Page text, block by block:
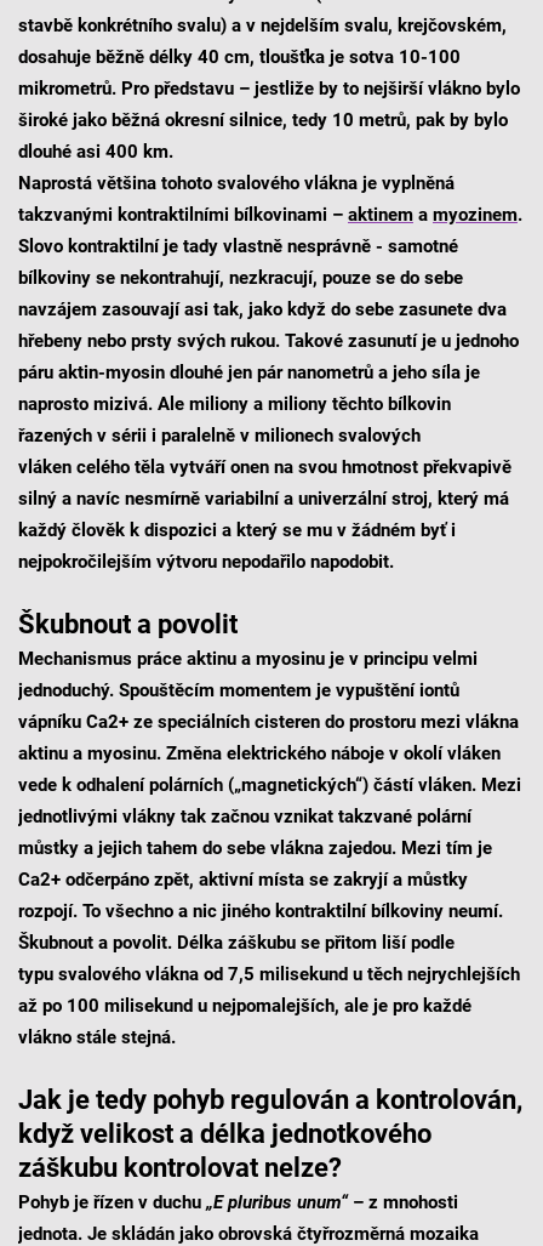
stavbě konkrétního svalu) a v nejdelším svalu, krejčovském,
dosahuje běžně délky 40 cm, tloušťka je sotva 10-100
mikrometrů. Pro představu – jestliže by to nejširší vlákno bylo
široké jako běžná okresní silnice, tedy 10 metrů, pak by bylo
dlouhé asi 400 km.
Naprostá většina tohoto svalového vlákna je vyplněná
takzvanými kontraktilními bílkovinami – aktinema myozinem.
Slovo kontraktilní je tady vlastně nesprávně - samotné
bílkoviny se nekontrahují, nezkracují, pouze se do sebe
navzájem zasouvají asi tak, jako když do sebe zasunete dva
hřebeny nebo prsty svých rukou. Takové zasunutí je u jednoho
páru aktin-myosin dlouhé jen pár nanometrů a jeho síla je
naprosto mizivá. Ale miliony a miliony těchto bílkovin
řazených v sérii i paralelně v milionech svalových
vláken celého těla vytváří onen na svou hmotnost překvapivě
silný a navíc nesmírně variabilní a univerzální stroj, který má
každý člověk k dispozici a který se mu v žádném byť i
nejpokročilejším výtvoru nepodařilo napodobit.
Škubnout a povolit
Mechanismus práce aktinu a myosinu je v principu velmi
jednoduchý. Spouštěcím momentem je vypuštění iontů
vápníku Ca2+ ze speciálních cisteren do prostoru mezi vlákna
aktinu a myosinu. Změna elektrického náboje v okolí vláken
vede k odhalení polárních („magnetických“) částí vláken. Mezi
jednotlivými vlákny tak začnou vznikat takzvané polární
můstky a jejich tahem do sebe vlákna zajedou. Mezi tím je
Ca2+ odčerpáno zpět, aktivní místa se zakryjí a můstky
rozpojí. To všechno a nic jiného kontraktilní bílkoviny neumí.
Škubnout a povolit. Délka záškubu se přitom liší podle
typu svalového vlákna od 7,5 milisekund u těch nejrychlejších
až po 100 milisekund u nejpomalejších, ale je pro každé
vlákno stále stejná.
Jak je tedy pohyb regulován a kontrolován,
když velikost a délka jednotkového
záškubu kontrolovat nelze?
Pohyb je řízen v duchu „E pluribus unum“– z mnohosti
jednota. Je skládán jako obrovská čtyřrozměrná mozaika